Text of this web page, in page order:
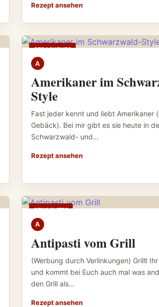
Rezept ansehen
GEBACKENES
A
Amerikaner im
Style
Fast jeder kennt und liebt Amerikaner
Gebäck). Bei mir gibt es sie heute in
Schwarzwald- und…
Rezept ansehen
GEKOCHTES
A
Antipasti vom Grill
(Werbung durch Verlinkungen) Grillt
und kommt bei Euch auch mal was
den Grill als…
Rezept ansehen